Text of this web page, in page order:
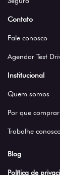
Contato
Fale conosco
Agendar Test
Institucional
Quem somos
Por que
Trabalhe
Blog
Política de